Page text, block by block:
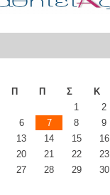
Π Π Σ Κ
1
2
6 7 8
9
13 14 15
16
20 21 22
23
27 28 29
30